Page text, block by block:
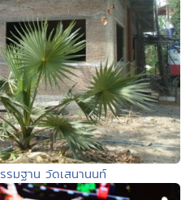
มฐาน วัดเสนานนท์